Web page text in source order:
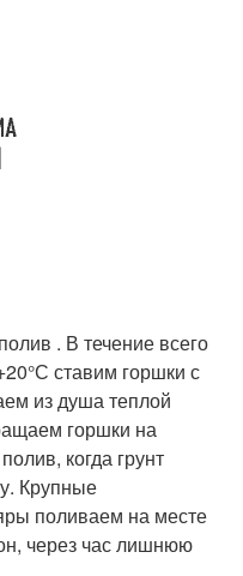
. В течение всего
ставим горшки с
из душа теплой
горшки на
когда грунт
Крупные
поливаем на месте
через час лишнюю